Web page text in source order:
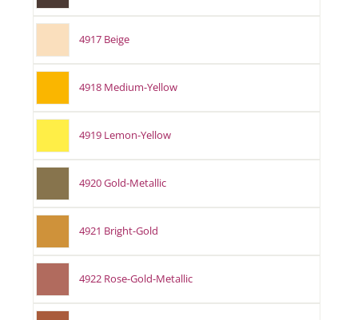
4917 Beige
4918 Medium-Yellow
4919 Lemon-Yellow
4920 Gold-Metallic
4921 Bright-Gold
4922 Rose-Gold-Metallic